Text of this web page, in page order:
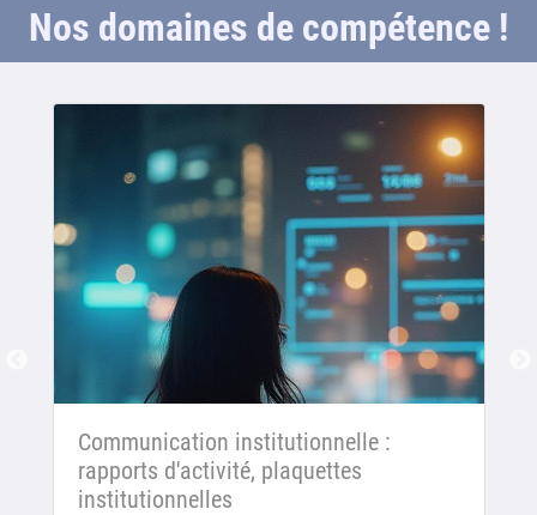
Nos domaines de compétence !
Communication institutionnelle :
rapports d'activité, plaquettes
institutionnelles